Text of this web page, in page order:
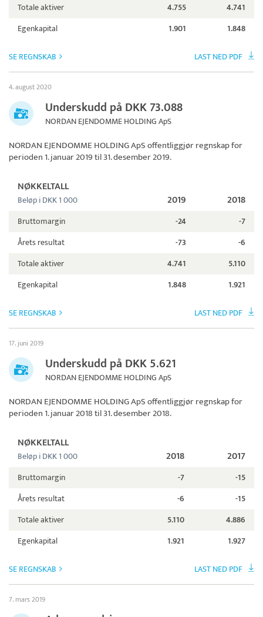
Totale aktiver
4.755
4.741
Egenkapital
1.901 1.848
SE REGNSKAB LAST NED PDF
4. august 2020
Underskudd på DKK 73.088
NORDAN EJENDOMME HOLDING ApS
NORDAN EJENDOMME HOLDING ApSoffentliggjør regnskap for
perioden 1. januar 2019 til 31. desember 2019.
NØKKELTALL
Beløp i DKK 1 000 2019 2018
Bruttomargin -24
-7
Årets resultat
-73
-6
Totale aktiver
4.741
5.110
Egenkapital
1.848 1.921
SE REGNSKAB LAST NED PDF
17. juni 2019
Underskudd på DKK 5.621
NORDAN EJENDOMME HOLDING ApS
NORDAN EJENDOMME HOLDING ApSoffentliggjør regnskap for
perioden 1. januar 2018 til 31. desember 2018.
NØKKELTALL
Beløp i DKK 1 000 2018 2017
Bruttomargin -7
-15
Årets resultat
-6
-15
Totale aktiver
5.110
4.886
Egenkapital
1.921 1.927
SE REGNSKAB LAST NED PDF
7. mars 2019